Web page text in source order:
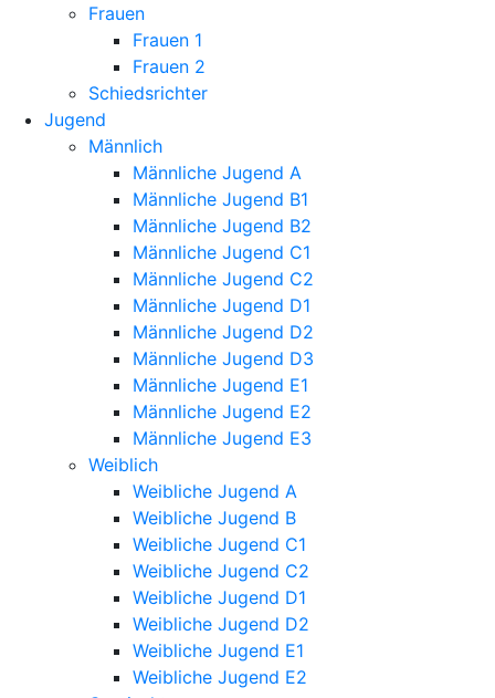
Frauen
Frauen 1
Frauen 2
Schiedsrichter
Jugend
Männlich
Männliche Jugend A
Männliche Jugend B1
Männliche Jugend B2
Männliche Jugend C1
Männliche Jugend C2
Männliche Jugend D1
Männliche Jugend D2
Männliche Jugend D3
Männliche Jugend E1
Männliche Jugend E2
Männliche Jugend E3
Weiblich
Weibliche Jugend A
Weibliche Jugend B
Weibliche Jugend C1
Weibliche Jugend C2
Weibliche Jugend D1
Weibliche Jugend D2
Weibliche Jugend E1
Weibliche Jugend E2